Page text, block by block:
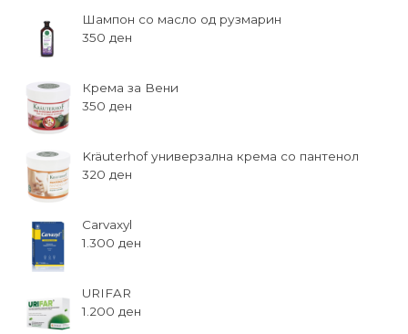
Шампон со масло од рузмарин
350 ден
Крема за Вени
350 ден
Kräuterhof универзална крема со пантенол
320 ден
Carvaxyl
1.300 ден
URIFAR
1.200 ден